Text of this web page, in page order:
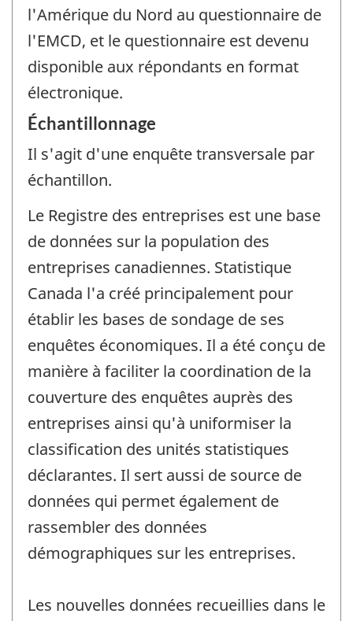
l'Amérique du Nord au questionnaire de
l'EMCD, et le questionnaire est devenu
disponible aux répondants en format
électronique.
Échantillonnage
Il s'agit d'une enquête transversale par
échantillon.
Le Registre des entreprises est une base
de données sur la population des
entreprises canadiennes. Statistique
Canada l'a créé principalement pour
établir les bases de sondage de ses
enquêtes économiques. Il a été conçu de
manière à faciliter la coordination de la
couverture des enquêtes auprès des
entreprises ainsi qu'à uniformiser la
classification des unités statistiques
déclarantes. Il sert aussi de source de
données qui permet également de
rassembler des données
démographiques sur les entreprises.
Les nouvelles données recueillies dans le